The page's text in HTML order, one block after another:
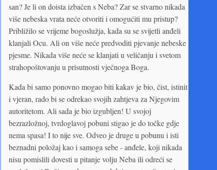
san? Je li on doista izbačen s Neba? Zar se stvarno nikada
više nebeska vrata neće otvoriti i omogućiti mu pristup?
Približilo se vrijeme bogoslužja, kada su se svijetli anđeli
klanjali Ocu. Ali on više neće predvoditi pjevanje nebeske
pjesme. Nikada više neće se klanjati u veličanju i svetom
strahopoštovanju u prisutnosti vječnoga Boga.
Kada bi samo ponovno mogao biti kakav je bio, čist, istinit
i vjeran, rado bi se odrekao svojih zahtjeva za Njegovim
autoritetom. Ali sada je bio izgubljen! U svojoj
bezrazložnoj, tvrdoglavoj pobuni stigao je do točke gdje
nema spasa! I to nije sve. Odveo je druge u pobunu i isti
beznadni položaj kao i samoga sebe - anđele, koji nikada
nisu pomislili dovesti u pitanje volju Neba ili odreći se